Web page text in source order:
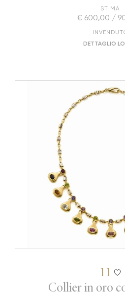
STIMA
€ 600,00 /
DETTAGLIO
11
Collier in oro